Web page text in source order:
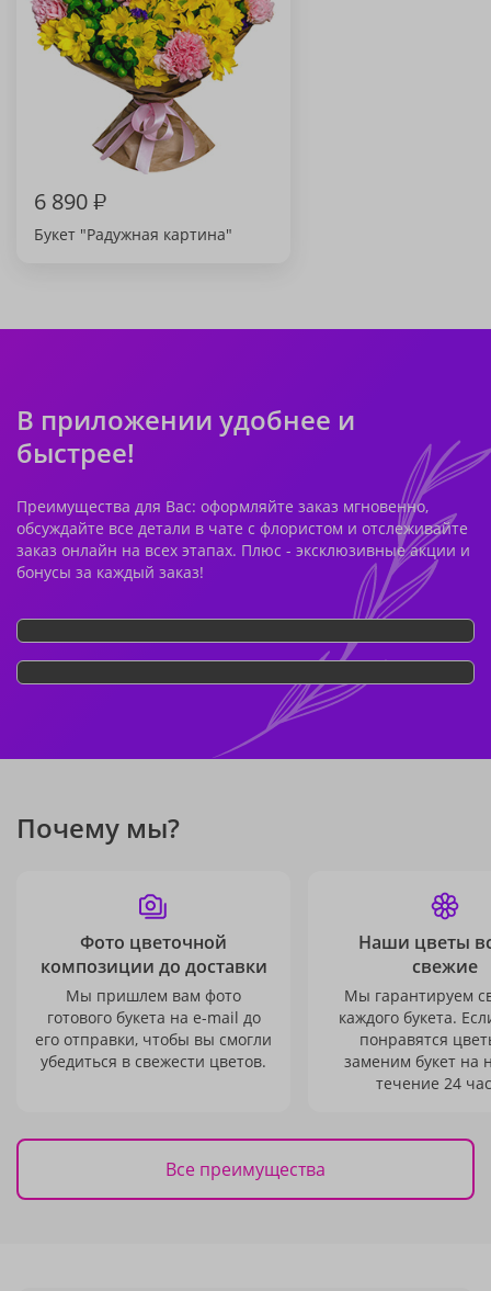
6 890₽
Букет "Радужная картина"
В приложении удобнее и
быстрее!
Преимущества для Вас: оформляйте заказ мгновенно,
обсуждайте все детали в чате с флористом и отслеживайте
заказ онлайн на всех этапах. Плюс - эксклюзивные акции и
бонусы за каждый заказ!
Почему мы?
Фото цветочной
композиции до доставки
Мы пришлем вам фото
готового букета на e-mail до
его отправки, чтобы вы смогли
убедиться в свежести цветов.
Наши цветы
свежие
Мы гарантируем
каждого букета.
понравятся
заменим букет на
течение 24
Все преимущества